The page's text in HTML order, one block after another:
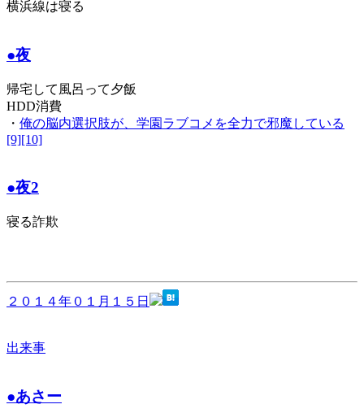
横浜線は寝る
●夜
帰宅して風呂って夕飯
HDD消費
・ 俺の脳内選択肢が、学園ラブコメを全力で邪魔している
[9][10]
●夜2
寝る詐欺
２０１４年０１月１５日
出来事
●あさー